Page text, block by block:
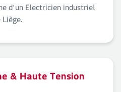
d'un Electricien industriel
& Haute Tension